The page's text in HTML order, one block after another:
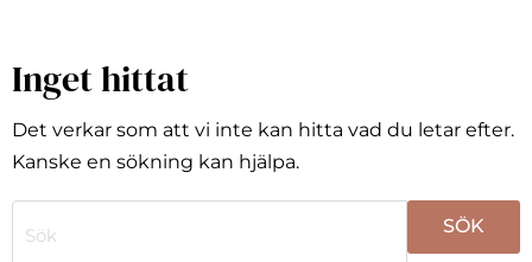
Inget hittat
Det verkar som att vi inte kan hitta vad du letar efter.
Kanske en sökning kan hjälpa.